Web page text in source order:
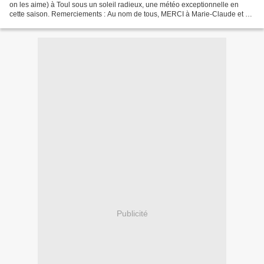
on les aime) à Toul sous un soleil radieux, une météo exceptionnelle en
cette saison. Remerciements : Au nom de tous, MERCI à Marie-Claude et à
Publicité